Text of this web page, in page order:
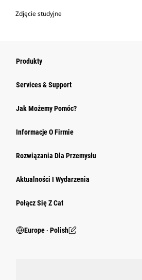
Zdjęcie studyjne
Produkty
Services & Support
Jak Możemy Pomóc?
Informacje O Firmie
Rozwiązania Dla Przemysłu
Aktualności I Wydarzenia
Połącz Się Z Cat
Europe ‧ Polish